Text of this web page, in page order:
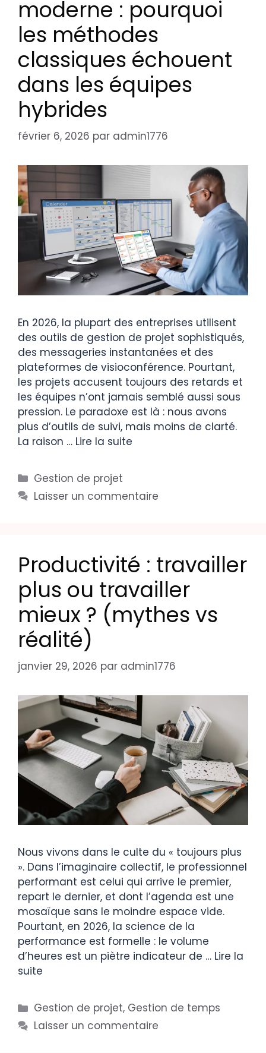
moderne : pourquoi
les méthodes
classiques échouent
dans les équipes
hybrides
février 6, 2026 par admin1776
En 2026, la plupart des entreprises utilisent
des outils de gestion de projet sophistiqués,
des messageries instantanées et des
plateformes de visioconférence. Pourtant,
les projets accusent toujours des retards et
les équipes n’ont jamais semblé aussi sous
pression. Le paradoxe est là : nous avons
plus d’outils de suivi, mais moins de clarté.
La raison … Lire la suite
Gestion de projet
Laisser un commentaire
Productivité : travailler
plus ou travailler
mieux ? (mythes vs
réalité)
janvier 29, 2026 par admin1776
Nous vivons dans le culte du « toujours plus
». Dans l’imaginaire collectif, le professionnel
performant est celui qui arrive le premier,
repart le dernier, et dont l’agenda est une
mosaïque sans le moindre espace vide.
Pourtant, en 2026, la science de la
performance est formelle : le volume
d’heures est un piètre indicateur de … Lire la
suite
Gestion de projet, Gestion de temps
Laisser un commentaire